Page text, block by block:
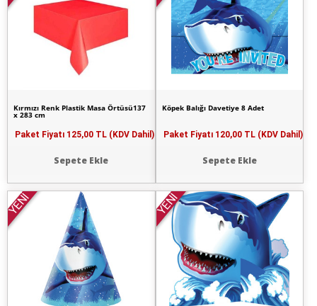
Kırmızı Renk Plastik Masa Örtüsü137
x 283 cm
Paket Fiyatı 125,00 TL (KDV Dahil)
Sepete Ekle
Köpek Balığı Davetiye 8 Adet
Paket Fiyatı 120,00 TL (KDV Dahil)
Sepete Ekle
YENİ YENİ